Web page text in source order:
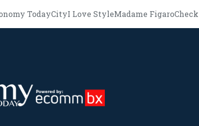
TodayCityI Love StyleMadame Figaro